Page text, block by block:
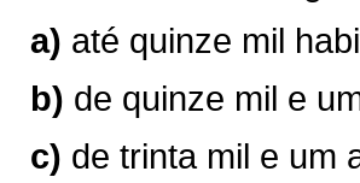
a) até quinze mil
b) de quinze mil e
c) de trinta mil e um